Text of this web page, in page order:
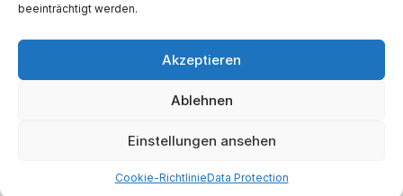
beeinträchtigt werden.
Akzeptieren
Ablehnen
Einstellungen ansehen
Cookie-RichtlinieData Protection
Find us Blog
Copyright © 2024 SWT GmbH